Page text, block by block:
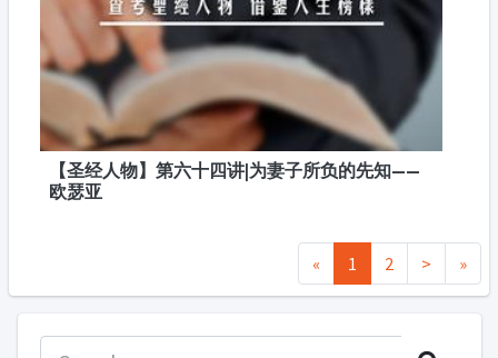
【圣经人物】第六十四讲|为妻子所负的先知——
欧瑟亚
« 1 2 > »